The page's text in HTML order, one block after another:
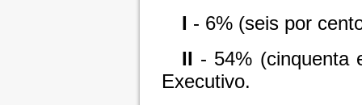
I - 6% (seis por
II - 54% (cinquenta
Executivo.